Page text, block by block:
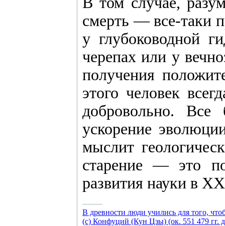
смерть — все-таки
у глубоководной
черепах или у
получения
этого человек
добровольно. Все
ускорение
мыслит
старение — это
развития науки в
--------
В древности люди учились для того,
(с) Конфуций (Кун Цзы) (ок. 551 479 гг.